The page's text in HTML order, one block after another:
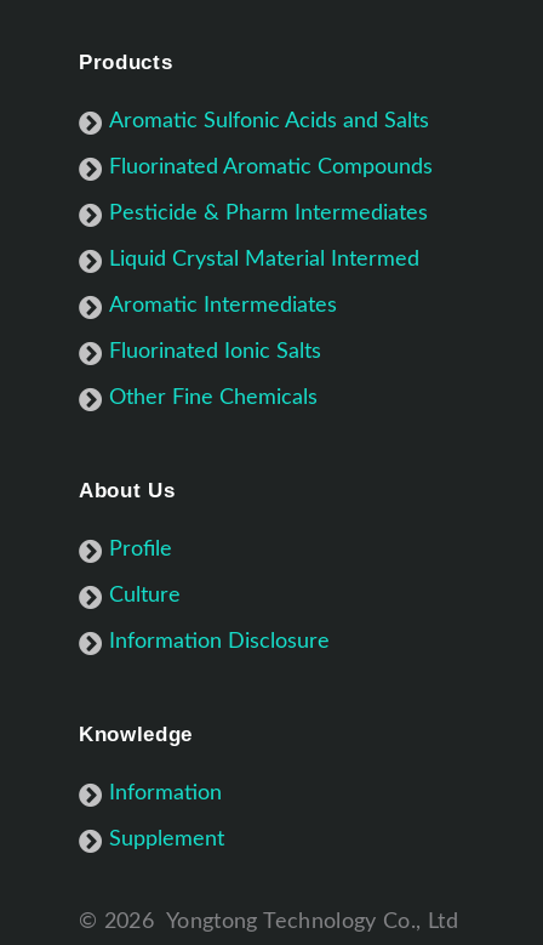
Products
Aromatic Sulfonic Acids and Salts
Fluorinated Aromatic Compounds
Pesticide & Pharm Intermediates
Liquid Crystal Material Intermed
Aromatic Intermediates
Fluorinated Ionic Salts
Other Fine Chemicals
About Us
Profile
Culture
Information Disclosure
Knowledge
Information
Supplement
© 2026 Yongtong Technology Co., Ltd